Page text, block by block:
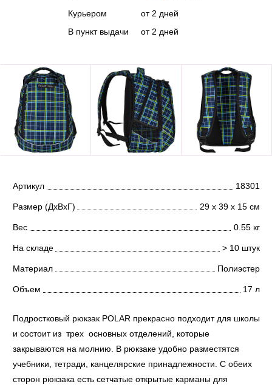
Курьером
В пункт выдачи
от 2 дней
от 2 дней
Артикул 18301
Размер (ДхВхГ) 29 х 39 х 15 см
Вес 0.55 кг
На складе > 10 штук
Материал Полиэстер
Объем 17 л
Подростковый рюкзак POLAR прекрасно подходит для школы
и состоит из трех основных отделений, которые
закрываются на молнию. В рюкзаке удобно разместятся
учебники, тетради, канцелярские принадлежности. С обеих
сторон рюкзака есть сетчатые открытые карманы для